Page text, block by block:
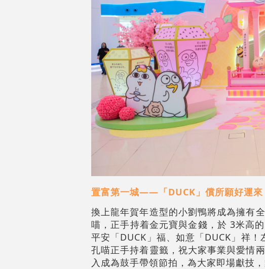
置富第一城——「DUCK」償所願好運來
換上龍年賀年造型的小劉鴨將成為擁有
喵，正手持着金元寶與金錢，於 3米高
平安「DUCK」福、如意「DUCK」祥
孔喵正手持着靈籤，祝大家事業與愛情
入成為鼓手帶領節拍，為大家即場獻技，